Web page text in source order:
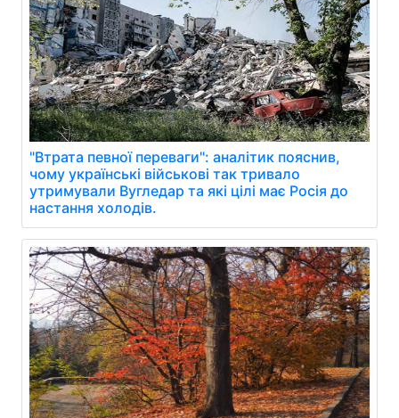
"Втрата певної переваги": аналітик пояснив,
чому українські військові так тривало
утримували Вугледар та які цілі має Росія до
настання холодів.